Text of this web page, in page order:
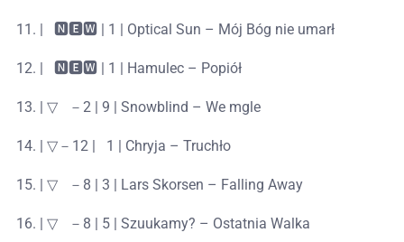
|⠀🅽🅴🆆 | 1 | Optical Sun – Mój Bóg nie umarł
|⠀🅽🅴🆆 | 1 | Hamulec – Popiół
| ▽⠀－2 | 9 | Snowblind – We mgle
| ▽－12 |⠀1 | Chryja – Truchło
| ▽⠀－8 | 3 | Lars Skorsen – Falling Away
| ▽⠀－8 | 5 | Szuukamy? – Ostatnia Walka